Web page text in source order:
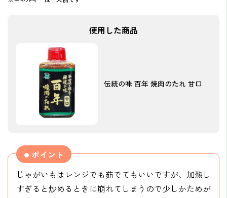
使用した商品
伝統の味 百年 焼肉のたれ 甘口
ポイント
じゃがいもはレンジでも茹でてもいいですが、加熱し
すぎると炒めるときに崩れてしまうので少しかためが